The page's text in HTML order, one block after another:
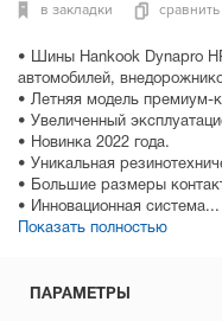
• Шины Hankook Dynapro
автомобилей,
• Летняя модель премиум-
• Увеличенный
• Новинка 2022 года.
• Уникальная
• Большие размеры
• Инновационная система...
Показать полностью
в закладки сравнить
ПАРАМЕТРЫ